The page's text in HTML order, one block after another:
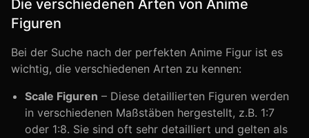
Die verschiedenen Arten von Anime
Figuren
Bei der Suche nach der perfekten Anime Figur ist es
wichtig, die verschiedenen Arten zu kennen:
Scale Figuren – Diese detaillierten Figuren werden
in verschiedenen Maßstäben hergestellt, z.B. 1:7
oder 1:8. Sie sind oft sehr detailliert und gelten als